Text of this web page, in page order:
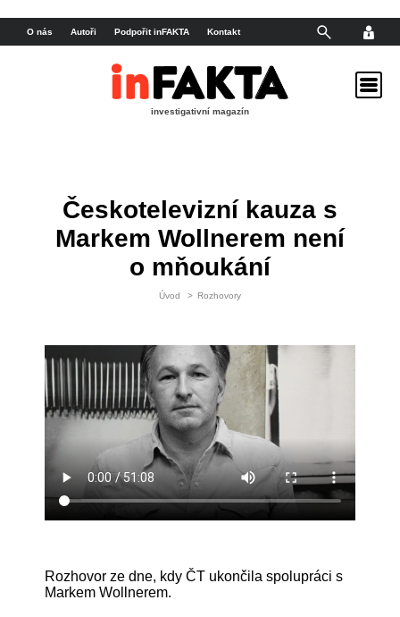
Českotelevizní kauza s
Markem Wollnerem není
o mňoukání
Úvod > Rozhovory
Rozhovor ze dne, kdy ČT ukončila spolupráci s
Markem Wollnerem.
investigativní magazín
O nás Autoři Podpořit inFAKTA Kontakt